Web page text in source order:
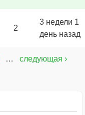
2
3 недели 1
день назад
…
следующая ›